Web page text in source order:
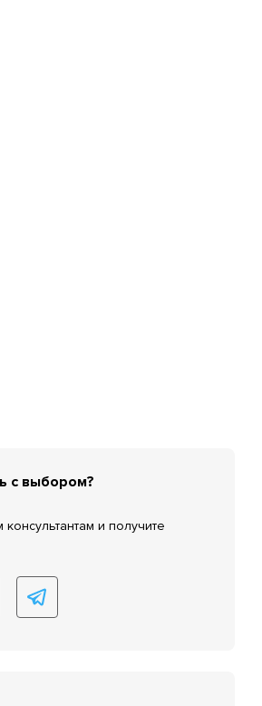
с выбором?
и получите